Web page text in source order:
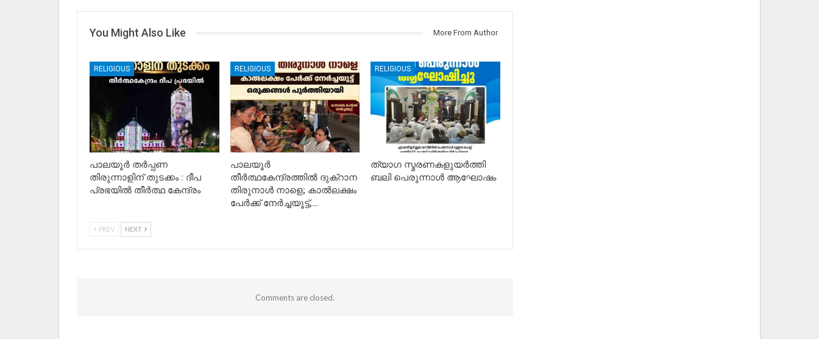
You Might Also Like More From Author
RELIGIOUS
പാലയൂർ തർപ്പണ
തിരുന്നാളിന് തുടക്കം : ദീപ
പ്രഭയിൽ തീർത്ഥ കേന്ദ്രം
RELIGIOUS
പാലയൂർ
തീർത്ഥകേന്ദ്രത്തിൽ ദുക്റാന
തിരുനാൾ നാളെ; കാൽലക്ഷം
പേർക്ക് നേർച്ചയൂട്ട്,…
RELIGIOUS
ത്യാഗ സ്മരണകളുയർത്തി
ബലി പെരുന്നാൾ ആഘോഷം
PREV NEXT
Comments are closed.